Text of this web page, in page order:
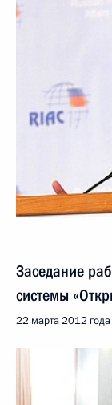
Заседание
системы
22 марта 2012 года